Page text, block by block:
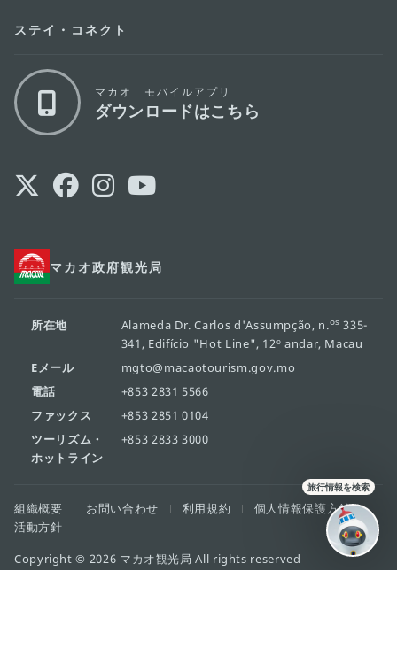
😆 https://t.co...
🎁 マカオのお土産選びに迷ったら、ここ
をチェック！ セナド広場からすぐ、聖ドミ
ニコ教会の隣にある「MinM Plaza（澳品
薈）」。 マカオで生まれたブランドや、地
ションアイテムなどが集まるセレクトショ
ップです✨ htt...
コタイ地区へ！ マカオLRTの「媽閣駅」
は、現時点でマカオ半島唯一のLRT駅。 マ
界遺産「媽閣廟」のすぐ近くにあり、世界
遺産巡りの途中にも立ち寄りやすいスポッ
トです
external links
旅行情報を検索